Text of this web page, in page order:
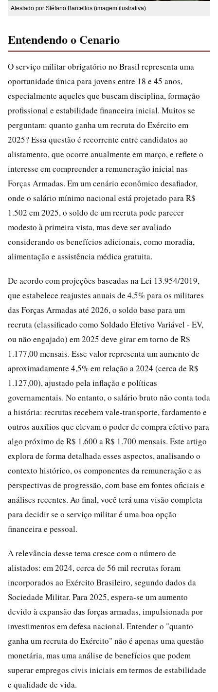
Atestado por Stéfano Barcellos (imagem ilustrativa)
Entendendo o Cenario
O serviço militar obrigatório no Brasil representa uma
oportunidade única para jovens entre 18 e 45 anos,
especialmente aqueles que buscam disciplina, formação
profissional e estabilidade financeira inicial. Muitos se
perguntam: quanto ganha um recruta do Exército em
2025? Essa questão é recorrente entre candidatos ao
alistamento, que ocorre anualmente em março, e reflete o
interesse em compreender a remuneração inicial nas
Forças Armadas. Em um cenário econômico desafiador,
onde o salário mínimo nacional está projetado para R$
1.502 em 2025, o soldo de um recruta pode parecer
modesto à primeira vista, mas deve ser avaliado
considerando os benefícios adicionais, como moradia,
alimentação e assistência médica gratuita.
De acordo com projeções baseadas na Lei 13.954/2019,
que estabelece reajustes anuais de 4,5% para os militares
das Forças Armadas até 2026, o soldo base para um
recruta (classificado como Soldado Efetivo Variável - EV,
ou não engajado) em 2025 deve girar em torno de R$
1.177,00 mensais. Esse valor representa um aumento de
aproximadamente 4,5% em relação a 2024 (cerca de R$
1.127,00), ajustado pela inflação e políticas
governamentais. No entanto, o salário bruto não conta toda
a história: recrutas recebem vale-transporte, fardamento e
outros auxílios que elevam o poder de compra efetivo para
algo próximo de R$ 1.600 a R$ 1.700 mensais. Este artigo
explora de forma detalhada esses aspectos, analisando o
contexto histórico, os componentes da remuneração e as
perspectivas de progressão, com base em fontes oficiais e
análises recentes. Ao final, você terá uma visão completa
para decidir se o serviço militar é uma boa opção
financeira e pessoal.
A relevância desse tema cresce com o número de
alistados: em 2024, cerca de 56 mil recrutas foram
incorporados ao Exército Brasileiro, segundo dados da
Sociedade Militar. Para 2025, espera-se um aumento
devido à expansão das forças armadas, impulsionada por
investimentos em defesa nacional. Entender o "quanto
ganha um recruta do Exército" não é apenas uma questão
monetária, mas uma análise de benefícios que podem
superar empregos civis iniciais em termos de estabilidade
e qualidade de vida.